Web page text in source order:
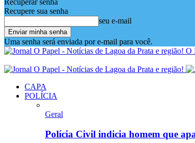
Recuperar senha
Recupere sua senha
seu e-mail
Uma senha será enviada por e-mail para você.
O
CAPA
POLÍCIA
Geral
Polícia Civil indicia homem que